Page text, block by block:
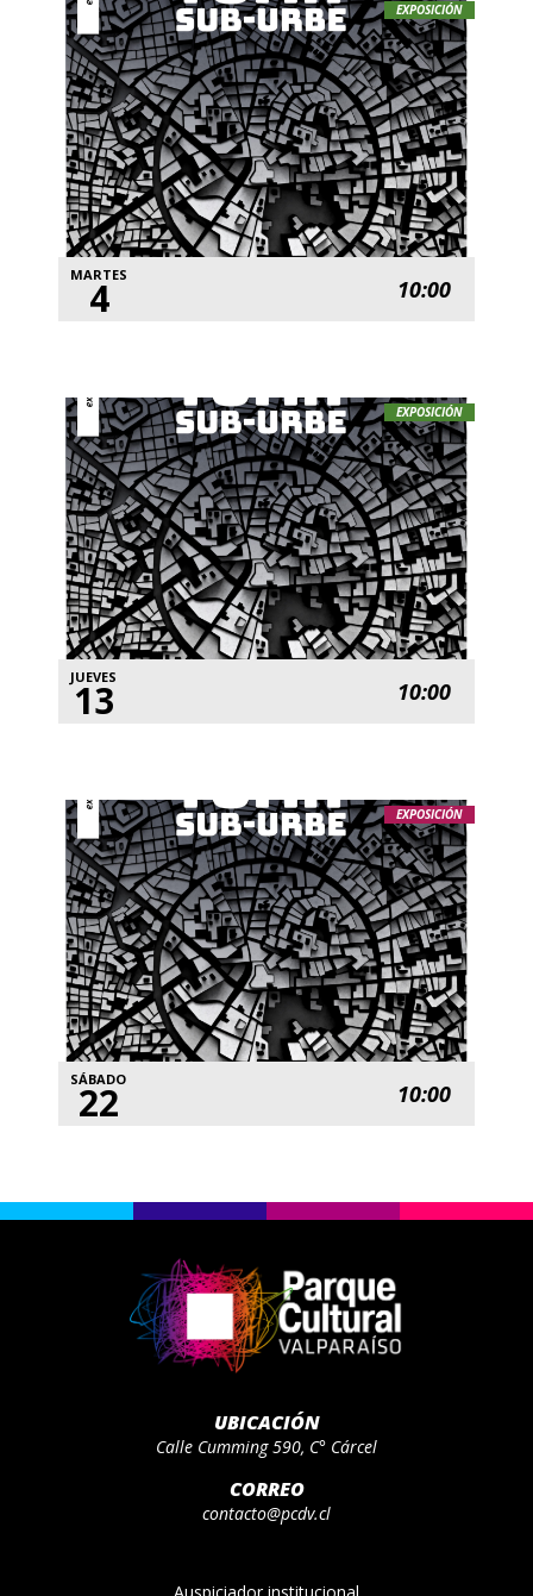
EXPOSICIÓN
MARTES
4 10:00
EXPOSICIÓN
JUEVES
13 10:00
EXPOSICIÓN
SÁBADO
22 10:00
UBICACIÓN
Calle Cumming 590, C° Cárcel
CORREO
contacto@pcdv.cl
Auspiciador institucional